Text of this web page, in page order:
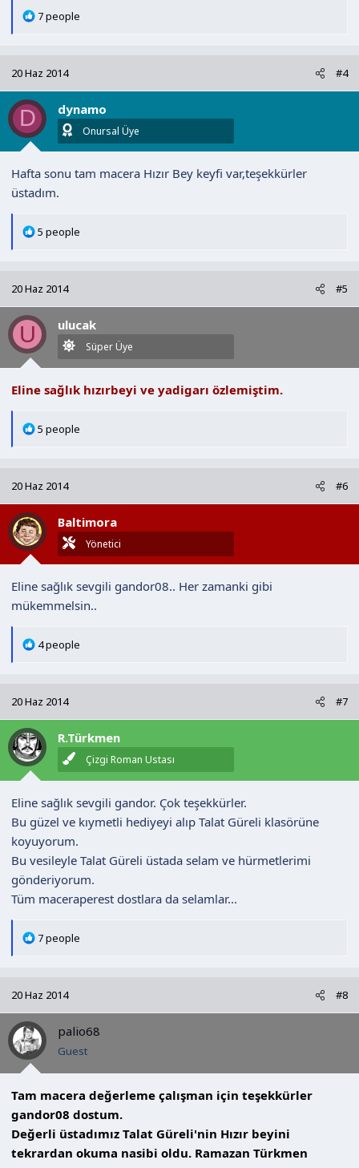
T
i
l
e
r
7 people
20 Haz 2014 #4
D dynamo
Onursal Üye
Hafta sonu tam macera Hızır Bey keyfi var,teşekkürler
üstadım.
T
i
l
e
r
5 people
20 Haz 2014 #5
U ulucak
Süper Üye
Eline sağlık hızırbeyi ve yadigarı özlemiştim.
T
i
l
e
r
5 people
20 Haz 2014 #6
Baltimora
Yönetici
Eline sağlık sevgili gandor08.. Her zamanki gibi
mükemmelsin..
T
i
l
e
r
4 people
20 Haz 2014 #7
R.Türkmen
Çizgi Roman Ustası
Eline sağlık sevgili gandor. Çok teşekkürler.
Bu güzel ve kıymetli hediyeyi alıp Talat Güreli klasörüne
koyuyorum.
Bu vesileyle Talat Güreli üstada selam ve hürmetlerimi
gönderiyorum.
Tüm maceraperest dostlara da selamlar...
T
i
l
e
r
7 people
20 Haz 2014 #8
palio68
Guest
Tam macera değerleme çalışman için teşekkürler
gandor08 dostum.
Değerli üstadımız Talat Güreli'nin Hızır beyini
tekrardan okuma nasibi oldu. Ramazan Türkmen